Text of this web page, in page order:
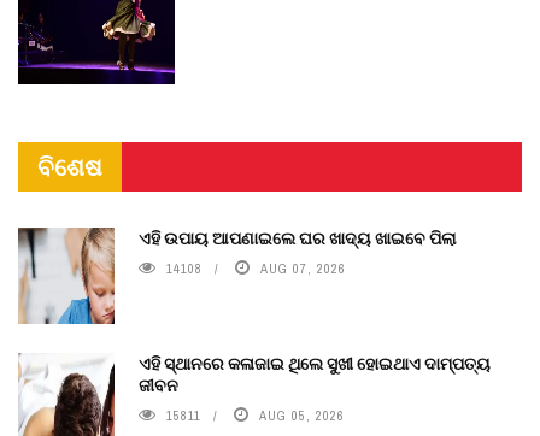
ବିଶେଷ
ଏହି ଉପାୟ ଆପଣାଇଲେ ଘର ଖାଦ୍ୟ ଖାଇବେ ପିଲା
14108 AUG 07, 2026
ଏହି ସ୍ଥାନରେ କଳାଜାଇ ଥିଲେ ସୁଖୀ ହୋଇଥାଏ ଦାମ୍ପତ୍ୟ
ଜୀବନ
15811 AUG 05, 2026